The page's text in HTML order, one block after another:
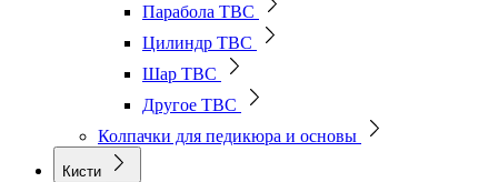
Парабола ТВС
Цилиндр ТВС
Шар ТВС
Другое ТВС
Колпачки для педикюра и основы
Кисти